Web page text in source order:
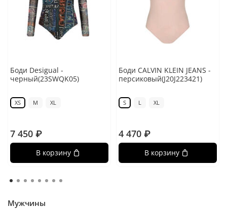
Боди Desigual -
черный(23SWQK05)
XS M XL
7 450 ₽
В корзину
Боди CALVIN KLEIN JEANS -
персиковый(J20J223421)
S L XL
4 470 ₽
В корзину
Мужчины